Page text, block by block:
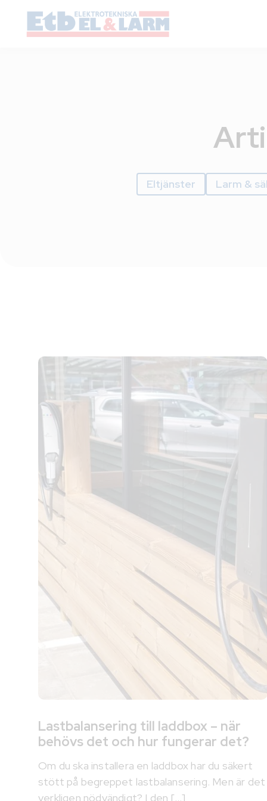
Eltjänster Larm &
Lastbalansering till laddbox – när
behövs det och hur fungerar det?
Om du ska installera en laddbox har du säkert
stött på begreppet lastbalansering. Men är det
verkligen nödvändigt? I den [...]